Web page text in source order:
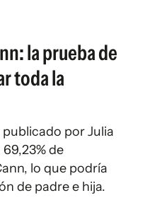
la prueba de
toda la
por Julia
de
lo que podría
de padre e hija.